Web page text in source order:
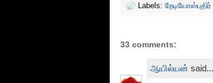
Labels: றேடியோஸ்புதிர்
33 comments:
ஆயில்யன் said...